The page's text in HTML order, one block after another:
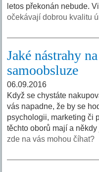
letos překonán nebude.
očekávají dobrou kvalitu
Jaké nástrahy
samoobsluze
06.09.2016
Když se chystáte
vás napadne, že by se
psychologii, marketing či
těchto oborů mají a
zde na vás mohou číhat?